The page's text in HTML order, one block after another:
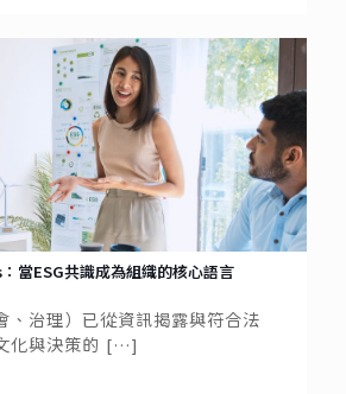
當ESG共識成為組織的核心語言
、治理）已從資訊揭露與符合法
化與決策的 […]